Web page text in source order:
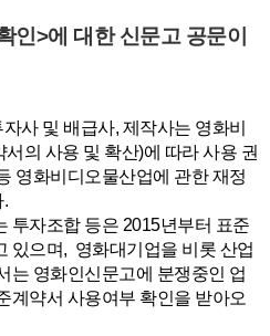
인>에 대한 신문고 공문이
사 및 배급사, 제작사는 영화비
의 사용 및 확산)에 따라 사용 권
영화비디오물산업에 관한 재정
.
투자조합 등은 2015년부터 표준
있으며, 영화대기업을 비롯 산업
는 영화인신문고에 분쟁중인 업
계약서 사용여부 확인을 받아오